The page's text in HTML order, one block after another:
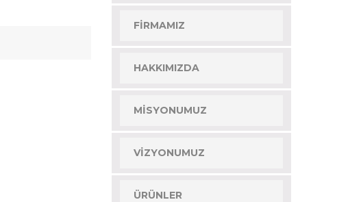
FIRMAMIZ
HAKKIMIZDA
MISYONUMUZ
VIZYONUMUZ
ÜRÜNLER